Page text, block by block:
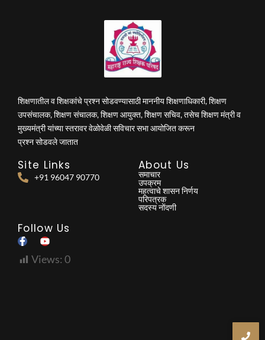
शिक्षणातील व शिक्षकांचे प्रश्न सोडवण्यासाठी माननीय शिक्षणाधिकारी, शिक्षण
उपसंचालक, शिक्षण संचालक, शिक्षण आयुक्त, शिक्षण सचिव, तसेच शिक्षण मंत्री व
मुख्यमंत्री यांच्या स्तरावर वेळोवेळी सविचार सभा आयोजित करून
प्रश्न सोडवले जातात
Site Links
+91 96047 90770
About Us
समाचार
उपक्रम
महत्वाचे शासन निर्णय
परिपत्रक
सदस्य नोंदणी
Follow Us
Views: 0